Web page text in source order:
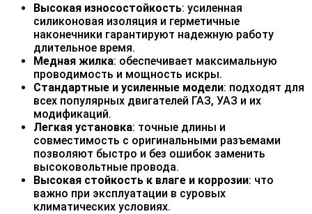
Высокая износостойкость: усиленная
силиконовая изоляция и герметичные
наконечники гарантируют надежную работу
длительное время.
Медная жилка: обеспечивает максимальную
проводимость и мощность искры.
Стандартные и усиленные модели: подходят для
всех популярных двигателей ГАЗ, УАЗ и их
модификаций.
Легкая установка: точные длины и
совместимость с оригинальными разъемами
позволяют быстро и без ошибок заменить
высоковольтные провода.
Высокая стойкость к влаге и коррозии: что
важно при эксплуатации в суровых
климатических условиях.